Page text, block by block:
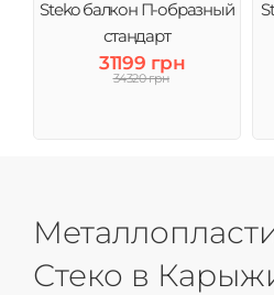
Steko балкон П-образный
стандарт
31199 грн
34320 грн
Стеко в